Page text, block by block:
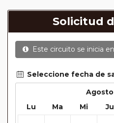
suplemento de media
almuerzos o cenas
En muchos itinerarios le
circuitos clásicos
mientras que en viajes
incluimos muchas de las
circuitos incluimos
principales ciudades, en
actividades y otros
Solicitud
Este circuito se inicia en
Seleccione fecha de
Lu Ma Mi Ju